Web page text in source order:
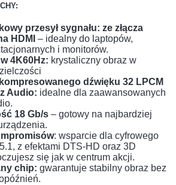
przesył sygnału: ze złącza
HDMI – idealny do laptopów,
i monitorów.
w 4K60Hz: krystaliczny obraz w
dźwięku 32 LPCM
Audio: idealne dla zaawansowanych
18 Gb/s – gotowy na najbardziej
: wsparcie dla cyfrowego
z efektami DTS-HD oraz 3D
się jak w centrum akcji.
chip: gwarantuje stabilny obraz bez